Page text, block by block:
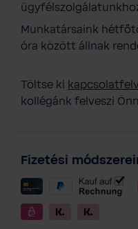
BWT Vida
Magnézum
7 222 Ft
Munkatársaink
óra között állnak
Töltse ki
kollégánk felveszi
Fizetési